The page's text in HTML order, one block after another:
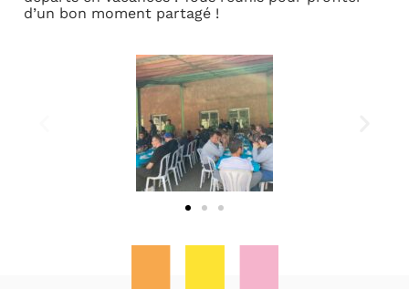
d’un bon moment partagé !